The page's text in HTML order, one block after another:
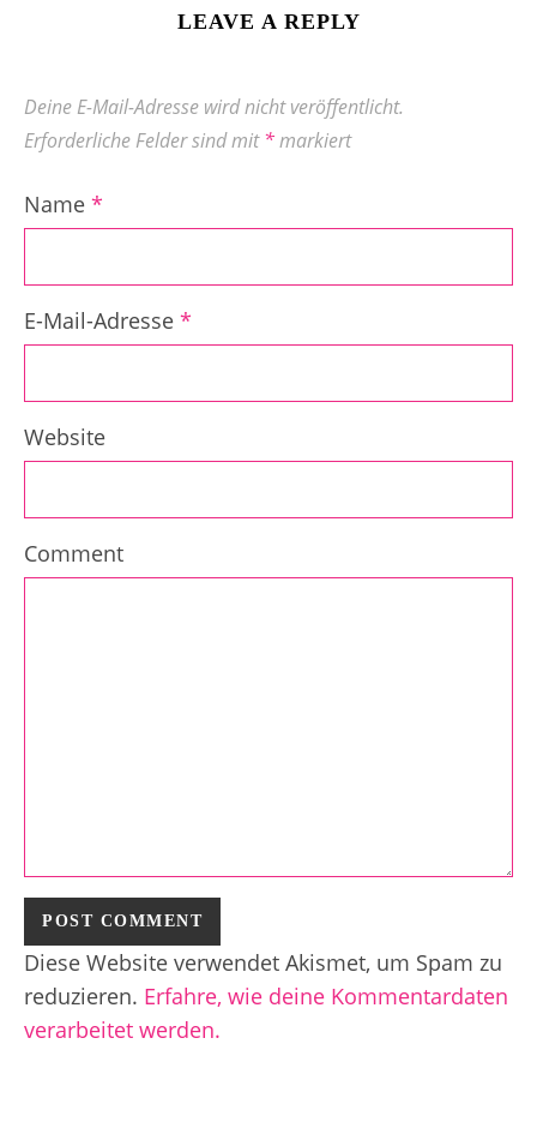
LEAVE A REPLY
Deine E-Mail-Adresse wird nicht veröffentlicht.
Erforderliche Felder sind mit*markiert
Name *
E-Mail-Adresse *
Website
Comment
Diese Website verwendet Akismet, um Spam zu
reduzieren. Erfahre, wie deine Kommentardaten
verarbeitet werden.